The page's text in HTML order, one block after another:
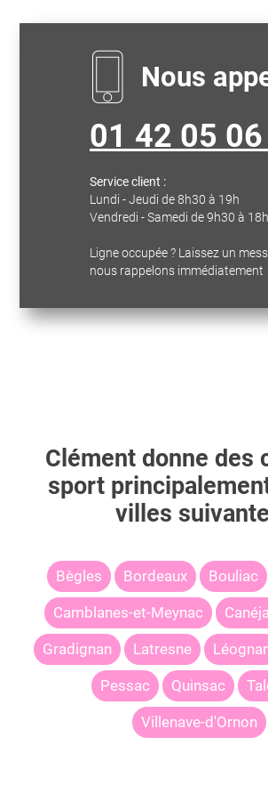
Nous
01 42 05
Service client :
Lundi - Jeudi de 8h30 à 19h
Vendredi - Samedi de 9h30 à 18h
Ligne occupée ? Laissez un
nous rappelons immédiatement
Clémentdonne des
sport
villes
Bègles Bordeaux Bouliac
Camblanes-et-Meynac
Gradignan Latresne
Pessac Quinsac
Villenave-d'Ornon